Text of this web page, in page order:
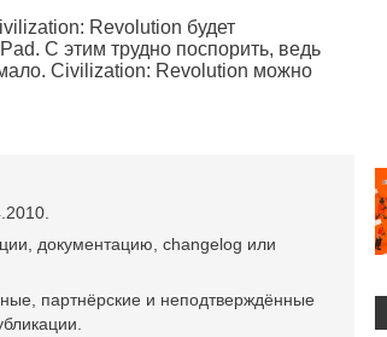
Revolution будет
С этим трудно поспорить, ведь
Civilization: Revolution можно
документацию, changelog или
партнёрские и неподтверждённые